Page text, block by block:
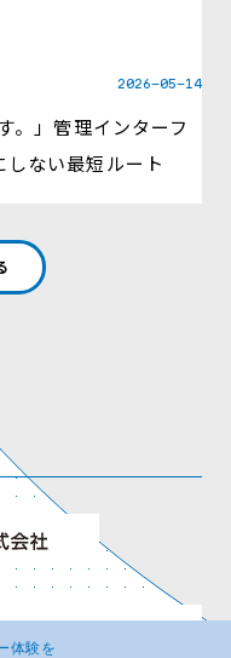
2026-05-14
。」管理インターフ
ない最短ルート
セミナー
体験を